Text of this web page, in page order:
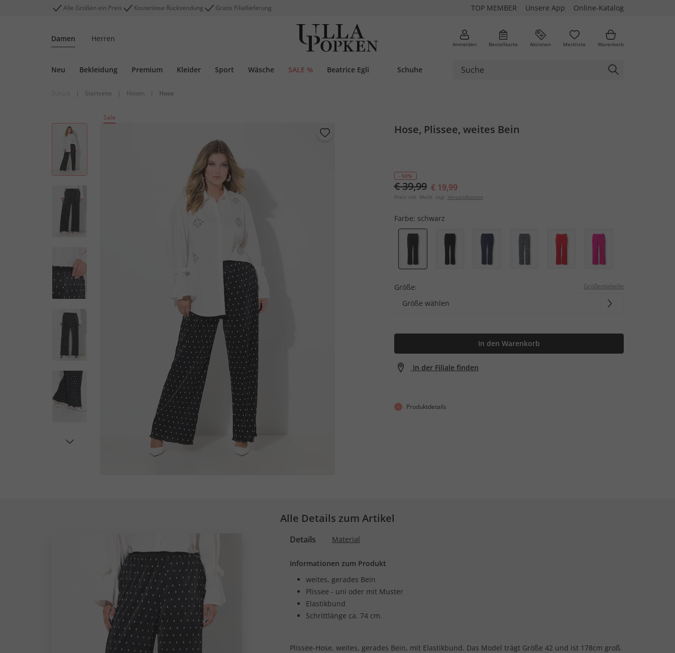
Alle Größen ein Preis Kostenlose Rücksendung Gratis Filiallieferung TOP MEMBER Unsere App Online-Katalog
Damen Herren
Anmelden Bestellkarte Aktionen Merkliste Warenkorb
Neu Bekleidung Premium Kleider Sport Wäsche SALE % Beatrice Egli Schuhe
| Startseite | Hosen | Hose
Sale
Hose, Plissee, weites Bein
- 50%
€ 39,99 € 19,99
Preis inkl. MwSt. zzgl. Versandkosten
Farbe: schwarz
Größe: Größentabelle
Größe wählen
In den Warenkorb
In der Filiale finden
Produktdetails
Alle Details zum Artikel
Details Material
Informationen zum Produkt
weites, gerades Bein
Plissee - uni oder mit Muster
Elastikbund
Schrittlänge ca. 74 cm.
Plissee-Hose, weites, gerades Bein, mit Elastikbund. Das Model trägt Größe 42 und ist 178cm groß.